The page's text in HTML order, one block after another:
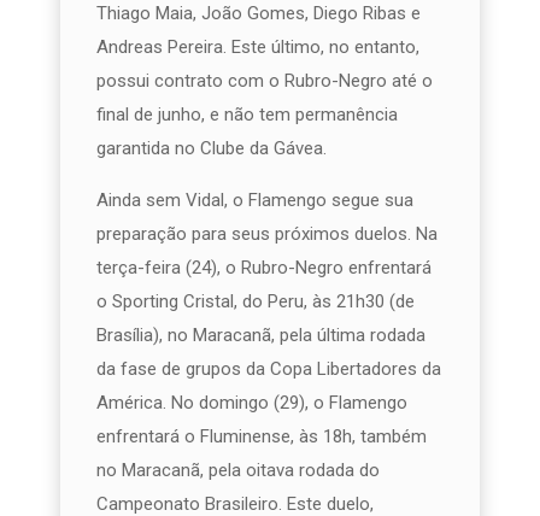
Thiago Maia, João Gomes, Diego Ribas e
Andreas Pereira. Este último, no entanto,
possui contrato com o Rubro-Negro até o
final de junho, e não tem permanência
garantida no Clube da Gávea.
Ainda sem Vidal, o Flamengo segue sua
preparação para seus próximos duelos. Na
terça-feira (24), o Rubro-Negro enfrentará
o Sporting Cristal, do Peru, às 21h30 (de
Brasília), no Maracanã, pela última rodada
da fase de grupos da Copa Libertadores da
América. No domingo (29), o Flamengo
enfrentará o Fluminense, às 18h, também
no Maracanã, pela oitava rodada do
Campeonato Brasileiro. Este duelo,